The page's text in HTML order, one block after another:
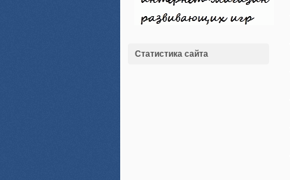
Статистика сайта